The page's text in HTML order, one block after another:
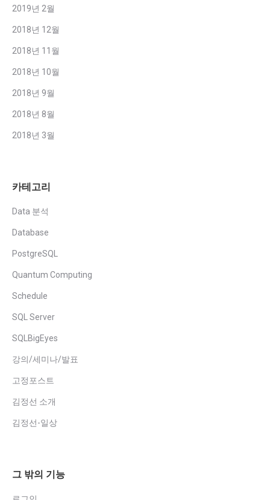
2019년 2월
2018년 12월
2018년 11월
2018년 10월
2018년 9월
2018년 8월
2018년 3월
카테고리
Data 분석
Database
PostgreSQL
Quantum Computing
Schedule
SQL Server
SQLBigEyes
강의/세미나/발표
고정포스트
김정선 소개
김정선-일상
그 밖의 기능